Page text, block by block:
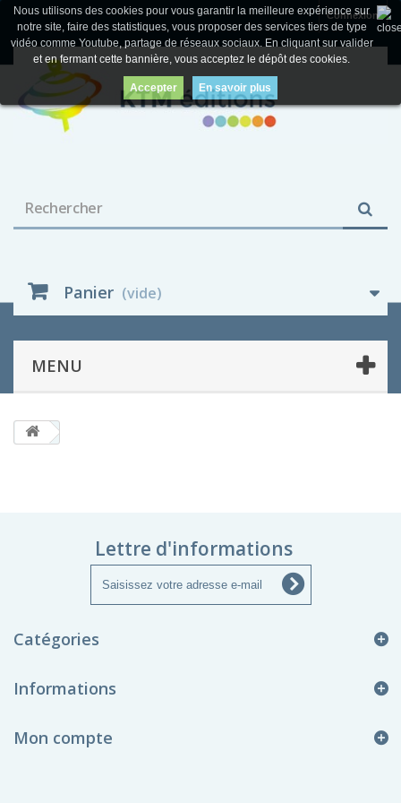
Connexion
Panier (vide)
MENU
Nous utilisons des cookies pour vous garantir la meilleure expérience sur
notre site, faire des statistiques, vous proposer des services tiers de type
vidéo comme Youtube, partage de réseaux sociaux. En cliquant sur valider
et en fermant cette bannière, vous acceptez le dépôt des cookies.
Accepter En savoir plus
Lettre d'informations
Catégories
Informations
Mon compte